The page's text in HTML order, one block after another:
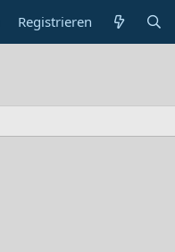
Registrieren